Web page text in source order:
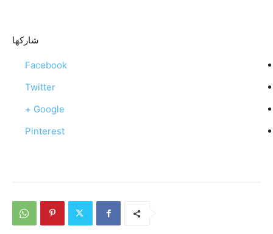
شاركها
Facebook
Twitter
Google +
Pinterest